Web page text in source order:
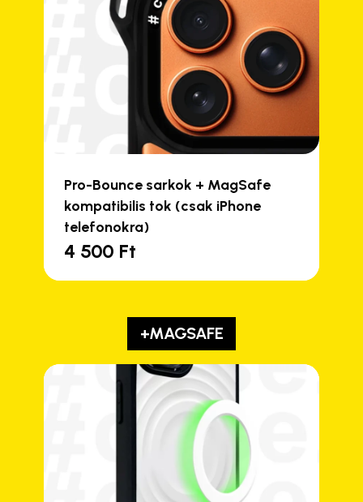
Pro-Bounce sarkok + MagSafe
kompatibilis tok (csak iPhone
telefonokra)
4 500 Ft
+MAGSAFE